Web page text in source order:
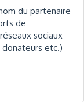
du partenaire
de
sociaux
etc.)